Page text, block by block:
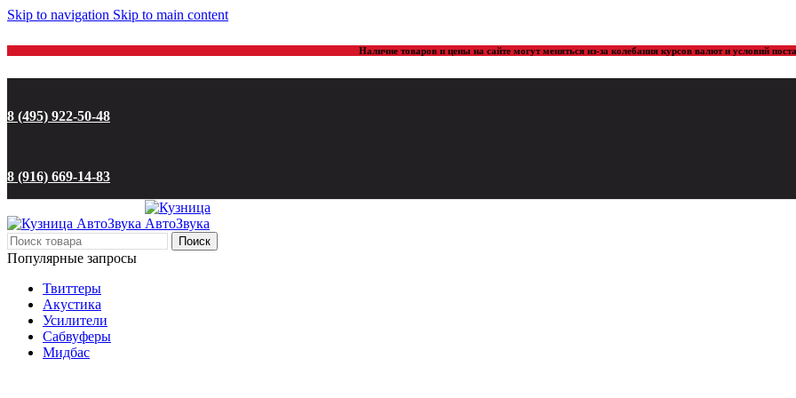
Skip to navigation Skip to main content
Наличие товаров и цены на сайте могут меняться из-за колебания курсов валют и условий
8 (495) 922-50-48
8 (916) 669-14-83
Поиск
Популярные запросы
Твиттеры
Акустика
Усилители
Сабвуферы
Мидбас